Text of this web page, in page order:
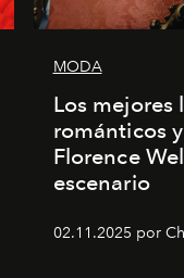
MODA
Los mejores
románticos
Florence
escenario
02.11.2025 por